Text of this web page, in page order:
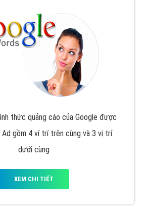
thức quảng cáo của Google được
gồm 4 ví trí trên cùng và 3 vị trí
dưới cùng
XEM CHI TIẾT